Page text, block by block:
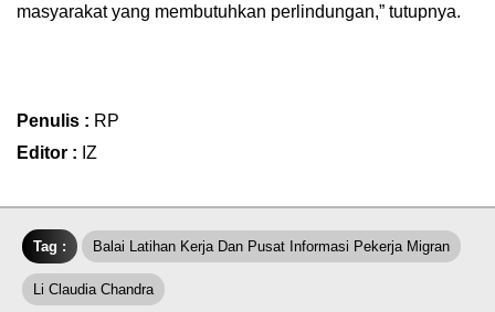
masyarakat yang membutuhkan perlindungan,” tutupnya.
Penulis : RP
Editor : IZ
Tag : Balai Latihan Kerja Dan Pusat Informasi Pekerja Migran
Li Claudia Chandra